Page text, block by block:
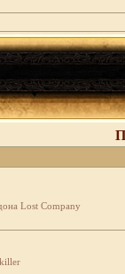
Lost Company